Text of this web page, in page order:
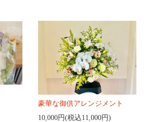
豪華な御供アレンジメント
10,000円(税込11,000円)